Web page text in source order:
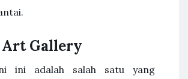
Art Gallery
ini adalah salah satu yang